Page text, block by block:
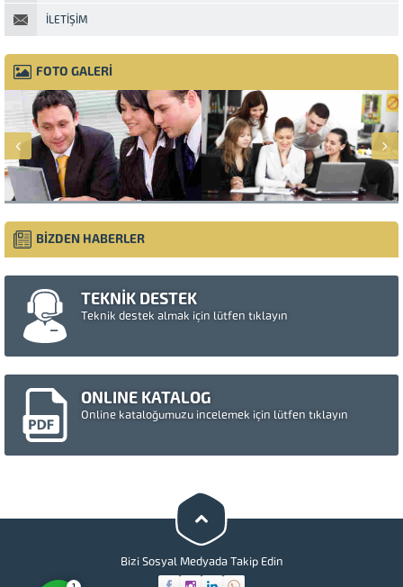
İLETIŞIM
FOTO GALERİ
BİZDEN HABERLER
TEKNİK DESTEK
Teknik destek almak için lütfen tıklayın
ONLINE KATALOG
Online kataloğumuzu incelemek için lütfen tıklayın
Bizi Sosyal Medyada Takip Edin
Müşteri Temsilcisi
Cevap Yaz